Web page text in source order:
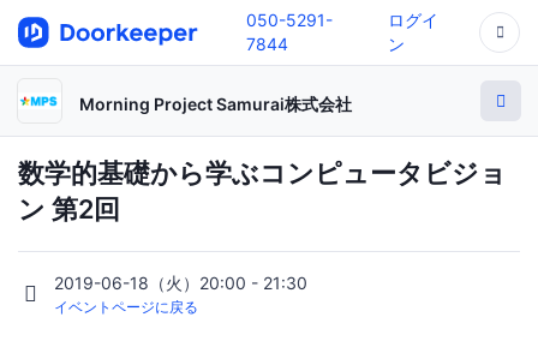
050-5291-
7844
ログイ
ン
Morning Project Samurai株式会社
数学的基礎から学ぶコンピュータビジョ
ン 第2回
2019-06-18（火）20:00 - 21:30
イベントページに戻る